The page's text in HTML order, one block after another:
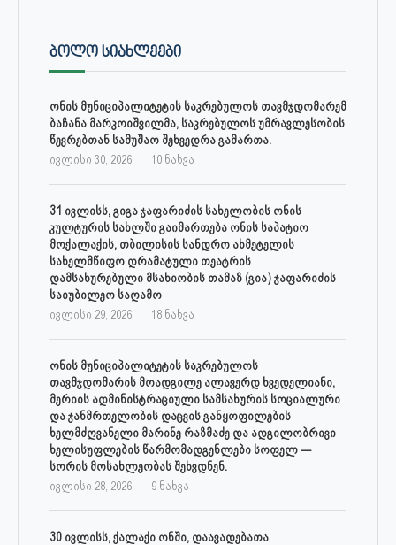
ᲑᲝᲚᲝ ᲡᲘᲐᲮᲚᲔᲔᲑᲘ
ონის მუნიციპალიტეტის საკრებულოს თავმჯდომარემ
ბაჩანა მარკოიშვილმა, საკრებულოს უმრავლესობის
წევრებთან სამუშაო შეხვედრა გამართა.
ივლისი 30, 2026 10 ნახვა
31 ივლისს, გიგა ჯაფარიძის სახელობის ონის
კულტურის სახლში გაიმართება ონის საპატიო
მოქალაქის, თბილისის სანდრო ახმეტელის
სახელმწიფო დრამატული თეატრის
დამსახურებული მსახიობის თამაზ (გია) ჯაფარიძის
საიუბილეო საღამო
ივლისი 29, 2026 18 ნახვა
ონის მუნიციპალიტეტის საკრებულოს
თავმჯდომარის მოადგილე ალავერდ ხვედელიანი,
მერიის ადმინისტრაციული სამსახურის სოციალური
და ჯანმრთელობის დაცვის განყოფილების
ხელმძღვანელი მარინე რაზმაძე და ადგილობრივი
ხელისუფლების წარმომადგენლები სოფელ —
სორის მოსახლეობას შეხვდნენ.
ივლისი 28, 2026 9 ნახვა
30 ივლისს, ქალაქი ონში, დაავადებათა